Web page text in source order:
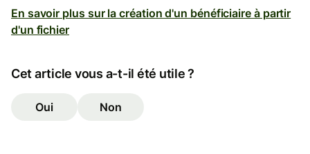
En savoir plus sur la création d'un bénéficiaire à partir
d'un fichier
Cet article vous a-t-il été utile ?
Oui Non